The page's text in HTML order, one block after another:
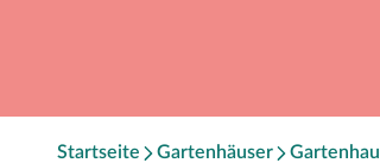
Startseite Gartenhäuser